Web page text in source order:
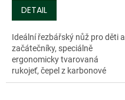
DETAIL
Ideální řezbářský nůž pro děti a
začátečníky, speciálně
ergonomicky tvarovaná
rukojeť, čepel z karbonové
oceli,...